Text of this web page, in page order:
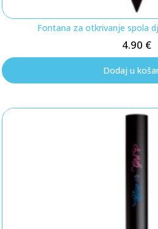
Fontana za otkrivanje spola
4.90 €
Dodaj u